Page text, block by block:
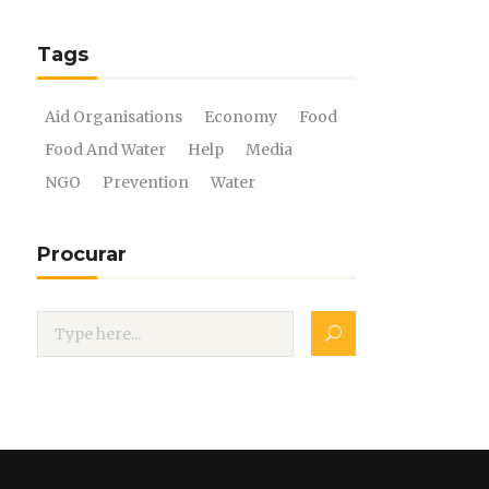
Tags
Aid Organisations Economy
Food
Food And Water
Help
Media
NGO
Prevention Water
Procurar